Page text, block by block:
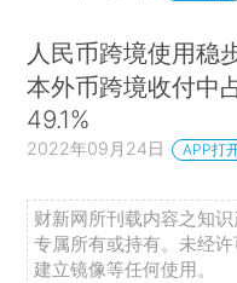
人民币跨境使用稳
本外币跨境收付中
49.1%
2022年09月24日 APP打
财新网所刊载内容之知
专属所有或持有。未经
建立镜像等任何使用。